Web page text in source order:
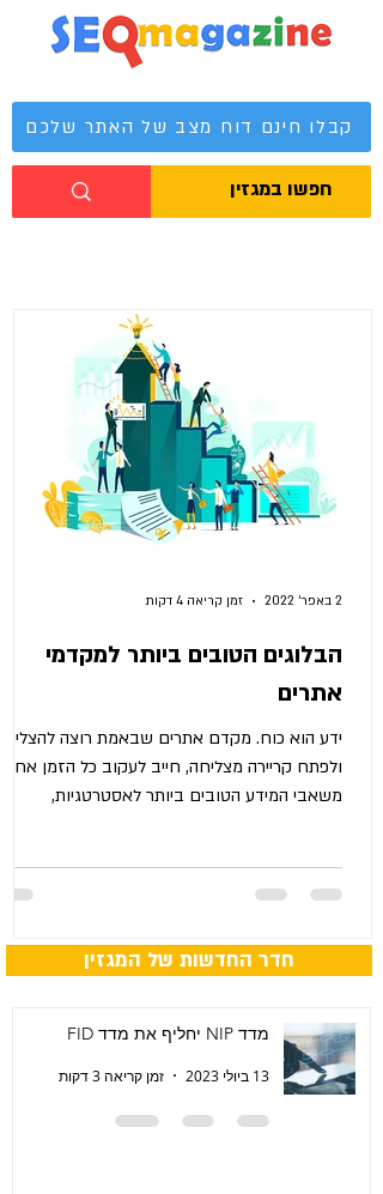
מגזין קידום אתרים
קבלו חינם דוח מצב של האתר שלכם
הבלוגים הטובים ביותר למקדמי
אתרים
ידע הוא כוח. מקדם אתרים שבאמת רוצה להצליח
ולפתח קריירה מצליחה, חייב לעקוב כל הזמן אחר
משאבי המידע הטובים ביותר לאסטרטגיות,
2 באפר׳ 2022 זמן קריאה 4 דקות
חדר החדשות של המגזין
מדד NIP יחליף את מדד FID
13 ביולי 2023 זמן קריאה 3 דקות